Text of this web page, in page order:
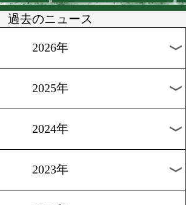
[海外ニュース]2018.11.28
12.1ネリの対戦相手が変更
[WBOランキング
ク!田中恒成戦が実現か!?
[ショートインタビュ
ー]2018.11.28
中村祐斗 3度目の正直で獲